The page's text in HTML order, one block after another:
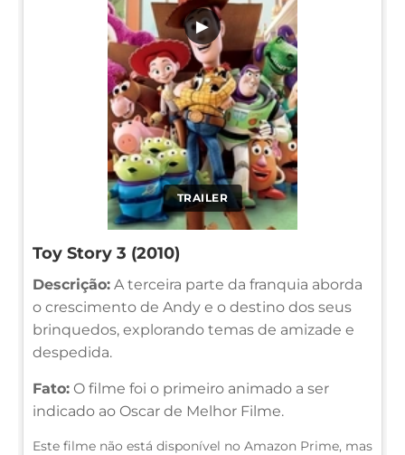
TRAILER
▶
Toy Story 3 (2010)
Descrição: A terceira parte da franquia aborda
o crescimento de Andy e o destino dos seus
brinquedos, explorando temas de amizade e
despedida.
Fato: O filme foi o primeiro animado a ser
indicado ao Oscar de Melhor Filme.
Este filme não está disponível no Amazon Prime, mas